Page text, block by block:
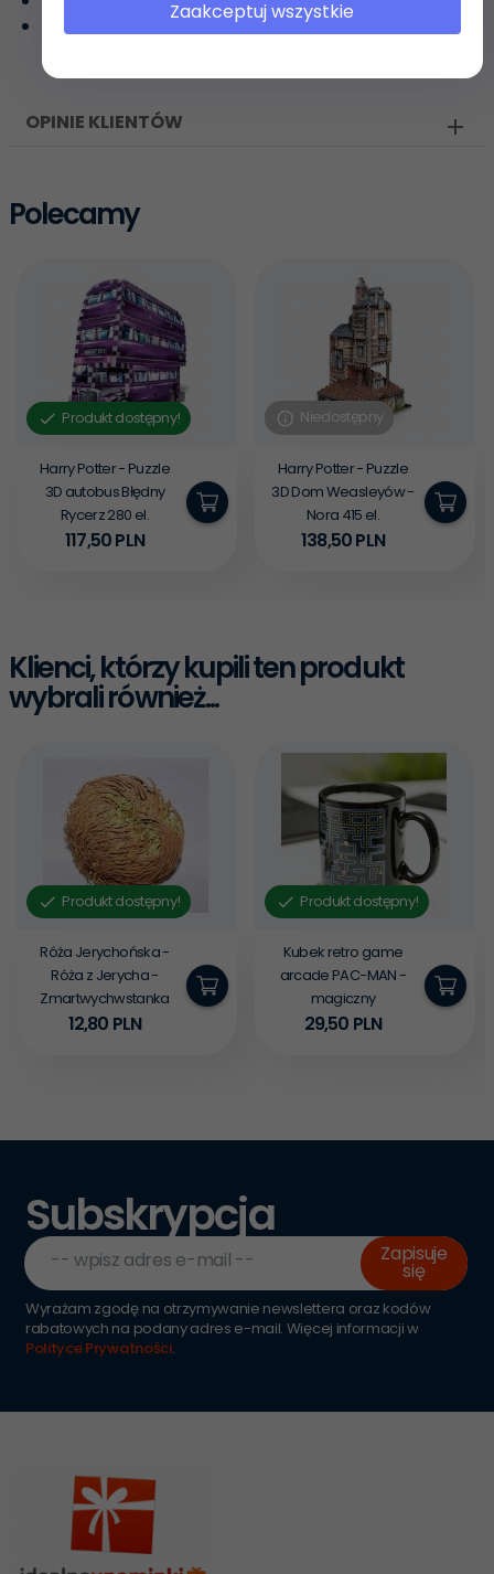
Wymiary: 76 x 46 cm
OPINIE KLIENTÓW
Polecamy
Produkt dostępny!
Harry Potter - Puzzle
3D autobus Błędny
Rycerz 280 el.
117,50PLN
Niedostępny
Harry Potter - Puzzle
3D Dom Weasleyów -
Nora 415 el.
138,50PLN
Klienci, którzy kupili ten produkt
wybrali również...
Produkt dostępny!
Róża Jerychońska -
Róża z Jerycha -
Zmartwychwstanka
12,80 PLN
Produkt dostępny!
Kubek retro game
arcade PAC-MAN -
magiczny
29,50 PLN
Subskrypcja
-- wpisz adres e-mail -- Zapisuje
się
Wyrażam zgodę na otrzymywanie newslettera oraz kodów
rabatowych na podany adres e-mail. Więcej informacji w
Polityce Prywatności.
Zaakceptuj wszystkie